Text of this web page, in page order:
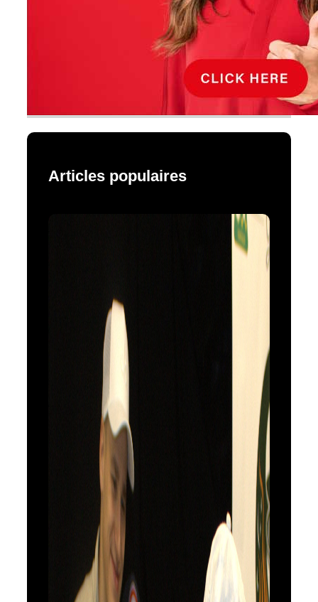
Articles populaires